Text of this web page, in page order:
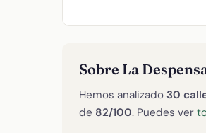
Sobre La
Hemos analizado 30
de 82/100. Puedes ver